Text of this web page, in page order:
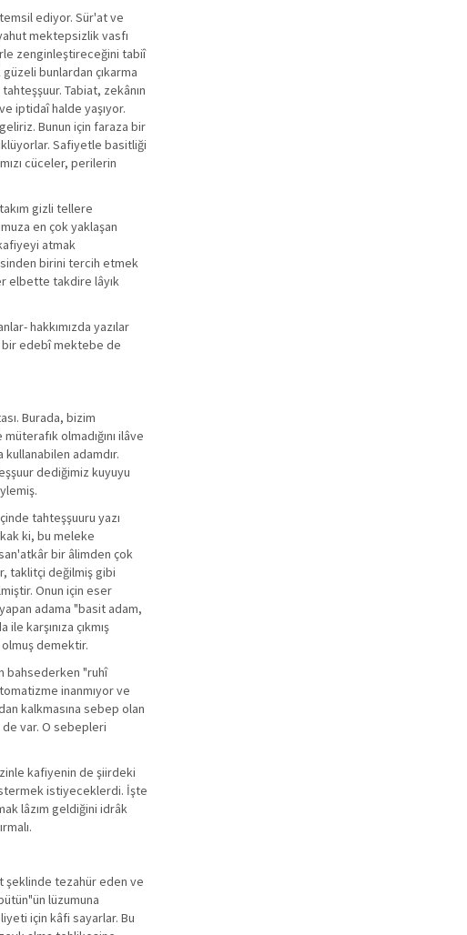
ediyor. Sür'at ve
mektepsizlik vasfı
zenginleştireceğini tabiî
bunlardan çıkarma
Tabiat, zekânın
iptidaî halde yaşıyor.
Bunun için faraza bir
Safiyetle basitliği
cüceler, perilerin
gizli tellere
en çok yaklaşan
atmak
birini tercih etmek
elbette takdire lâyık
hakkımızda yazılar
bir edebî mektebe de
Burada, bizim
olmadığını ilâve
adamdır.
dediğimiz kuyuyu
tahteşşuuru yazı
ki, bu meleke
bir âlimden çok
taklitçi değilmiş gibi
Onun için eser
adama "basit adam,
karşınıza çıkmış
demektir.
bahsederken "ruhî
inanmıyor ve
kalkmasına sebep olan
var. O sebepleri
kafiyenin de şiirdeki
istiyeceklerdi. İşte
lâzım geldiğini idrâk
şeklinde tezahür eden ve
lüzumuna
için kâfi sayarlar. Bu